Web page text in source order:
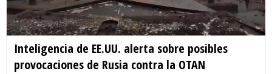
Inteligencia de EE.UU. alerta sobre posibles
provocaciones de Rusia contra la OTAN